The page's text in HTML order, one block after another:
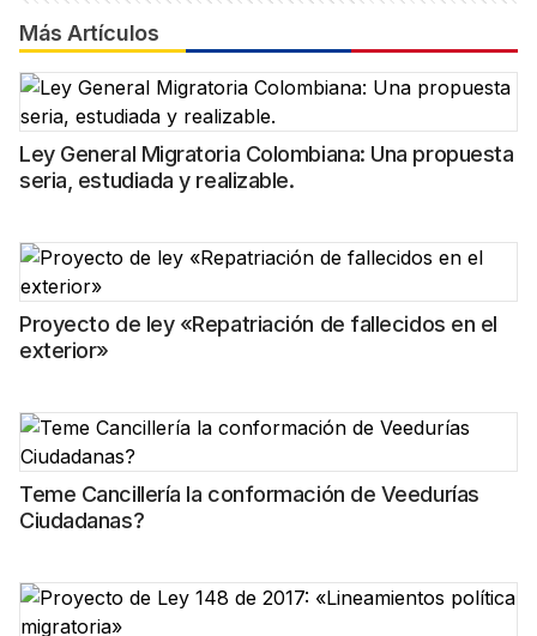
Más Artículos
Ley General Migratoria Colombiana: Una propuesta
seria, estudiada y realizable.
Proyecto de ley «Repatriación de fallecidos en el
exterior»
Teme Cancillería la conformación de Veedurías
Ciudadanas?